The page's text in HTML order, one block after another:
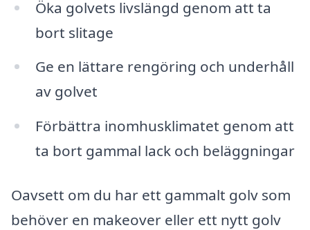
Öka golvets livslängd genom att ta
bort slitage
Ge en lättare rengöring och underhåll
av golvet
Förbättra inomhusklimatet genom att
ta bort gammal lack och beläggningar
Oavsett om du har ett gammalt golv som
behöver en makeover eller ett nytt golv